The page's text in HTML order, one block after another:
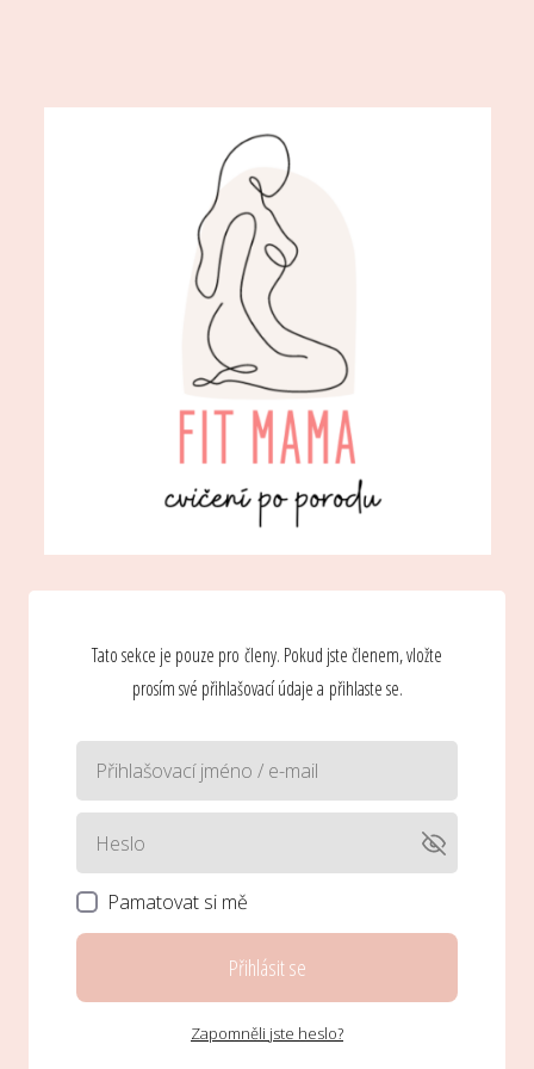
Tato sekce je pouze pro členy. Pokud jste členem, vložte
prosím své přihlašovací údaje a přihlaste se.
Pamatovat si mě
Přihlásit se
Zapomněli jste heslo?